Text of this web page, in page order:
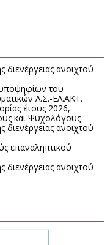
διενέργειας ανοιχτού
υποψηφίων του
Λ.Σ.-ΕΛ.ΑΚΤ.
έτους 2026,
και Ψυχολόγους
διενέργειας ανοιχτού
επαναληπτικού
διενέργειας ανοιχτού